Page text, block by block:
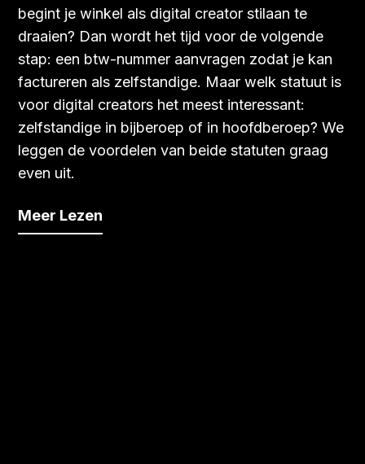
begint je winkel als digital creator stilaan te
draaien? Dan wordt het tijd voor de volgende
stap: een btw-nummer aanvragen zodat je kan
factureren als zelfstandige. Maar welk statuut is
voor digital creators het meest interessant:
zelfstandige in bijberoep of in hoofdberoep? We
leggen de voordelen van beide statuten graag
even uit.
Meer Lezen